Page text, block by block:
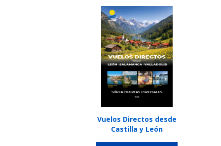
Vuelos Directos desde
Castilla y León